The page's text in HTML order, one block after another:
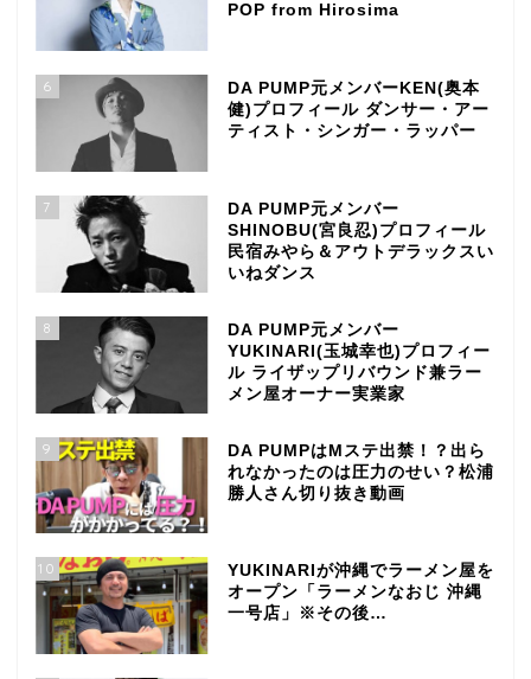
POP from Hirosima
6
DA PUMP元メンバーKEN(奥本
健)プロフィール ダンサー・アー
ティスト・シンガー・ラッパー
7
DA PUMP元メンバー
SHINOBU(宮良忍)プロフィール
民宿みやら＆アウトデラックスい
いねダンス
8
DA PUMP元メンバー
YUKINARI(玉城幸也)プロフィー
ル ライザップリバウンド兼ラー
メン屋オーナー実業家
9
DA PUMPはMステ出禁！？出ら
れなかったのは圧力のせい？松浦
勝人さん切り抜き動画
10
YUKINARIが沖縄でラーメン屋を
オープン「ラーメンなおじ 沖縄
一号店」※その後…